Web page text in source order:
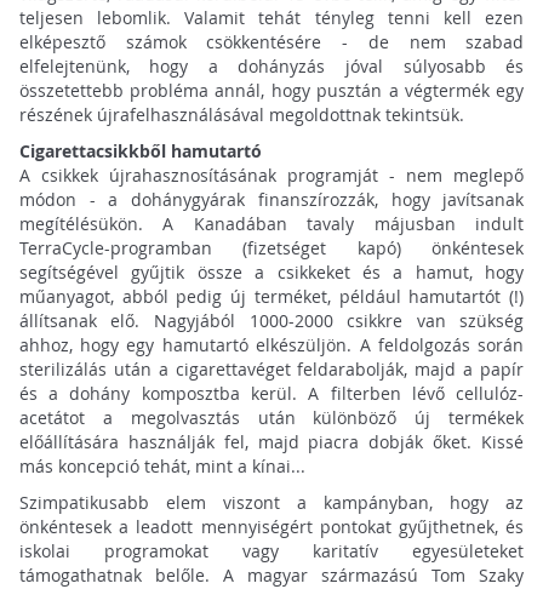
teljesen lebomlik. Valamit tehát tényleg tenni kell ezen
elképesztő számok csökkentésére - de nem szabad
elfelejtenünk, hogy a dohányzás jóval súlyosabb és
összetettebb probléma annál, hogy pusztán a végtermék egy
részének újrafelhasználásával megoldottnak tekintsük.
Cigarettacsikkből hamutartó
A csikkek újrahasznosításának programját - nem meglepő
módon - a dohánygyárak finanszírozzák, hogy javítsanak
megítélésükön. A Kanadában tavaly májusban indult
TerraCycle-programban (fizetséget kapó) önkéntesek
segítségével gyűjtik össze a csikkeket és a hamut, hogy
műanyagot, abból pedig új terméket, például hamutartót (!)
állítsanak elő. Nagyjából 1000-2000 csikkre van szükség
ahhoz, hogy egy hamutartó elkészüljön. A feldolgozás során
sterilizálás után a cigarettavéget feldarabolják, majd a papír
és a dohány komposztba kerül. A filterben lévő cellulóz-
acetátot a megolvasztás után különböző új termékek
előállítására használják fel, majd piacra dobják őket. Kissé
más koncepció tehát, mint a kínai...
Szimpatikusabb elem viszont a kampányban, hogy az
önkéntesek a leadott mennyiségért pontokat gyűjthetnek, és
iskolai programokat vagy karitatív egyesületeket
támogathatnak belőle. A magyar származású Tom Szaky